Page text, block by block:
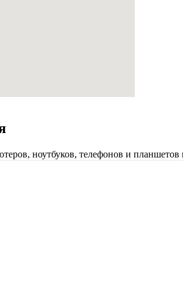
ноутбуков, телефонов и планшетов